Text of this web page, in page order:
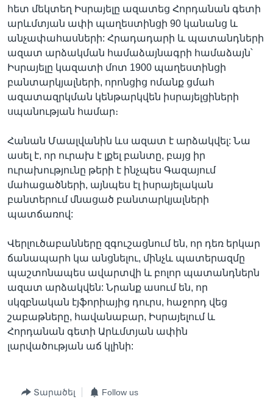
հետ մեկտեղ Իսրայելը ազատեց Հորդանան գետի
արևմտյան ափի պաղեստինցի 90 կանանց և
անչափահասների: Հրադադարի և պատանդների
ազատ արձակման համաձայնագրի համաձայն՝
Իսրայելը կազատի մոտ 1900 պաղեստինցի
բանտարկյալների, որոնցից ոմանք ցմահ
ազատազրկման կենթարկվեն իսրայելցիների
սպանության համար։
Հանան Մաալվանին ևս ազատ է արձակվել: Նա
ասել է, որ ուրախ է լքել բանտը, բայց իր
ուրախությունը թերի է ինչպես Գազայում
մահացածների, այնպես էլ իսրայելական
բանտերում մնացած բանտարկյալների
պատճառով:
Վերլուծաբանները զգուշացնում են, որ դեռ երկար
ճանապարհ կա անցնելու, մինչև պատերազմը
պաշտոնապես ավարտվի և բոլոր պատանդներն
ազատ արձակվեն: Նրանք ասում են, որ
սկզբնական էյֆորիայից դուրս, հաջորդ վեց
շաբաթները, հավանաբար, Իսրայելում և
Հորդանան գետի Արևմտյան ափին
լարվածության աճ կլինի:
Տարածել Follow us